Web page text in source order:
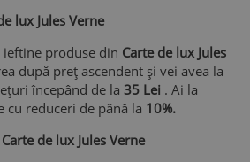
lux Jules Verne
ieftine produse din Carte de lux Jules
după preț ascendent și vei avea la
începând de la 35 Lei . Ai la
cu reduceri de până la 10%.
de lux Jules Verne